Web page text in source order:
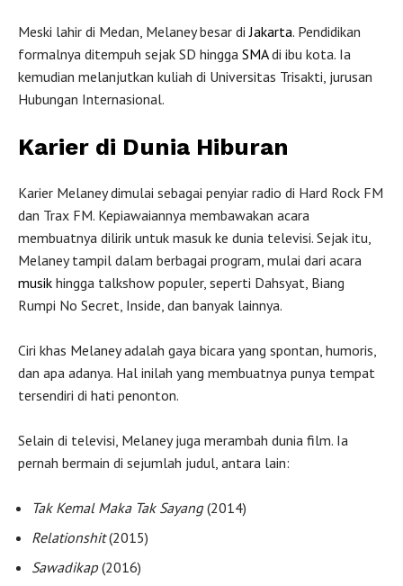
Meski lahir di Medan, Melaney besar diJakarta. Pendidikan
formalnya ditempuh sejak SD hingga SMAdi ibu kota. Ia
kemudian melanjutkan kuliah di Universitas Trisakti, jurusan
Hubungan Internasional.
Karier di Dunia Hiburan
Karier Melaney dimulai sebagai penyiar radio di Hard Rock FM
dan Trax FM. Kepiawaiannya membawakan acara
membuatnya dilirik untuk masuk ke dunia televisi. Sejak itu,
Melaney tampil dalam berbagai program, mulai dari acara
musik hingga talkshow populer, seperti Dahsyat, Biang
Rumpi No Secret, Inside, dan banyak lainnya.
Ciri khas Melaney adalah gaya bicara yang spontan, humoris,
dan apa adanya. Hal inilah yang membuatnya punya tempat
tersendiri di hati penonton.
Selain di televisi, Melaney juga merambah dunia film. Ia
pernah bermain di sejumlah judul, antara lain:
Tak Kemal Maka Tak Sayang(2014)
Relationshit(2015)
Sawadikap(2016)